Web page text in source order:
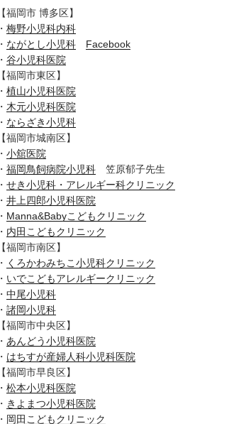
【福岡市 博多区】
・ 梅野小児科内科
・ ながとし小児科
Facebook
・ 谷小児科医院
【福岡市東区】
・ 植山小児科医院
・ 木元小児科医院
・ ならざき小児科
【福岡市城南区】
・ 小舘医院
・ 福岡鳥飼病院小児科 笠原郁子先生
・ せき小児科・アレルギー科クリニック
・ 井上四郎小児科医院
・ Manna&Babyこどもクリニック
・ 内田こどもクリニック
【福岡市南区】
・ くろかわみちこ小児科クリニック
・ いでこどもアレルギークリニック
・ 中尾小児科
・ 諸岡小児科
【福岡市中央区】
・ あんどう小児科医院
・ はちすが産婦人科小児科医院
【福岡市早良区】
・ 松本小児科医院
・ きよまつ小児科医院
・ 岡田こどもクリニック